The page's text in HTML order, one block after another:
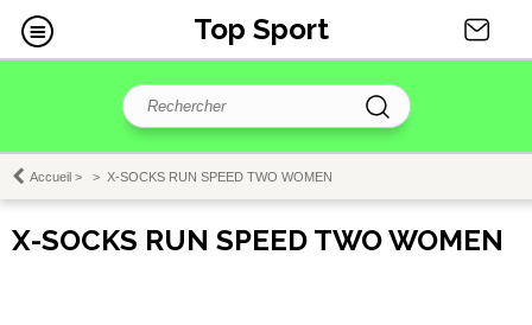
Top Sport
Accueil > > X-SOCKS RUN SPEED TWO WOMEN
X-SOCKS RUN SPEED TWO WOMEN